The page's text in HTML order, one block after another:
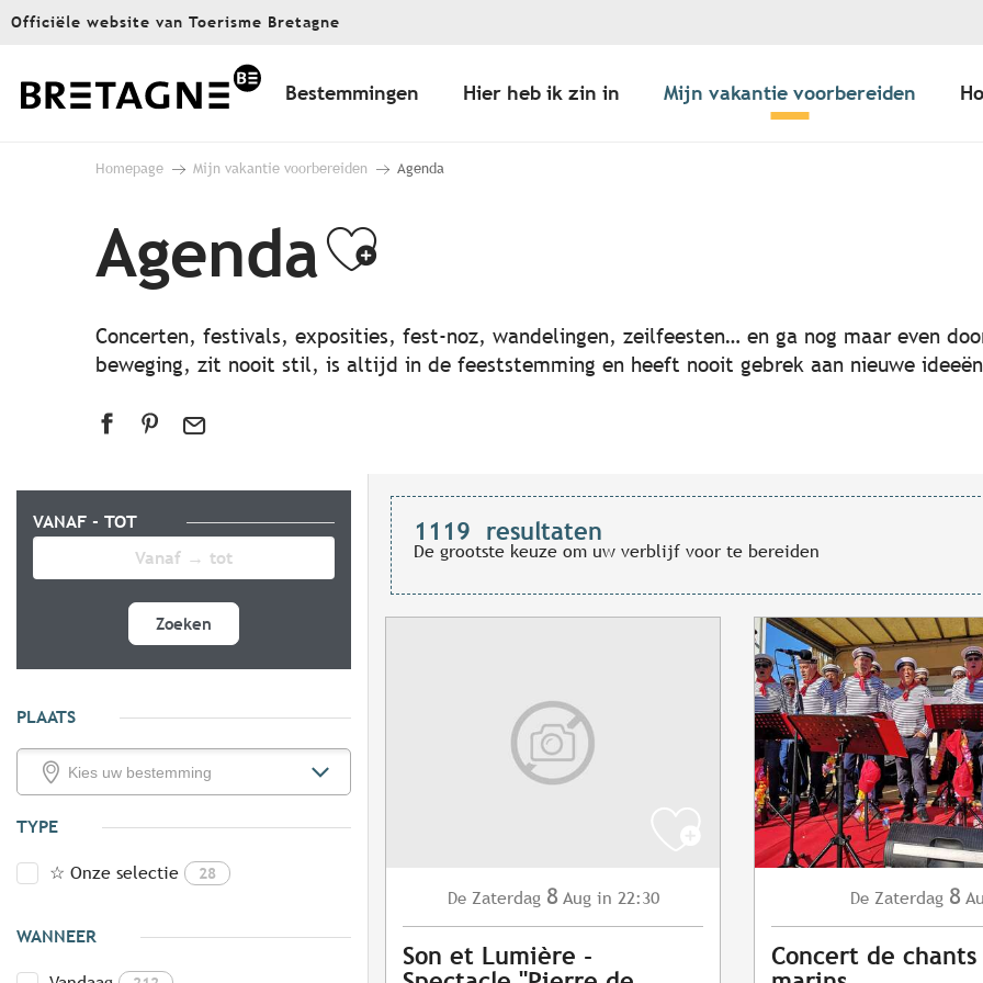
Aller
principal
Officiële website van Toerisme Bretagne
Bestemmingen Hier heb ik zin in Mijn vakantie voorbereiden
Homepage Mijn vakantie voorbereiden Agenda
AgendaAjouter aux favoris
Concerten, festivals, exposities, fest-noz, wandelingen, zeilfeesten… en ga nog maar even
beweging, zit nooit stil, is altijd in de feeststemming en heeft nooit gebrek aan nieuwe
VANAF - TOT
Zoeken
PLAATS
TYPE
☆ Onze selectie 28
WANNEER
1119 resultaten
De grootste keuze om uw verblijf voor te bereiden
De Zaterdag 8 Aug in 22:30
Son et Lumière -
De Zaterdag 8
Concert de chants